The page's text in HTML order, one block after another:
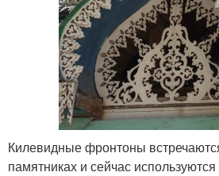
Килевидные фронтоны
памятниках и сейчас